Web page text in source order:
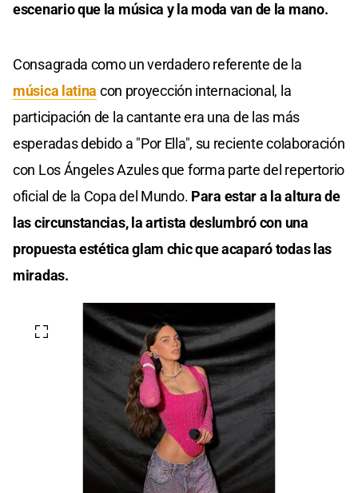
escenario que la música y la moda van de la mano.
Consagrada como un verdadero referente de la
música latina con proyección internacional, la
participación de la cantante era una de las más
esperadas debido a "Por Ella", su reciente colaboración
con Los Ángeles Azules que forma parte del repertorio
oficial de la Copa del Mundo. Para estar a la altura de
las circunstancias, la artista deslumbró con una
propuesta estética glam chic que acaparó todas las
miradas.